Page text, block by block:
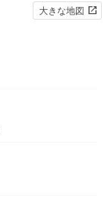
大きな地図